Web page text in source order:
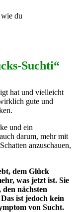
du
Suchti“
hat und vielleicht
gute und
und ein
darum, mehr mit
anzuschauen,
dem Glück
was jetzt ist. Sie
nächsten
ist jedoch kein
von Sucht.